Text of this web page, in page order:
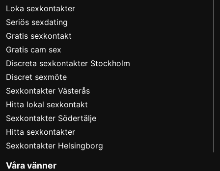
Loka sexkontakter
Seriös sexdating
Gratis sexkontakt
Gratis cam sex
Discreta sexkontakter Stockholm
Discret sexmöte
Sexkontakter Västerås
Hitta lokal sexkontakt
Sexkontakter Södertälje
Hitta sexkontakter
Sexkontakter Helsingborg
Våra vänner